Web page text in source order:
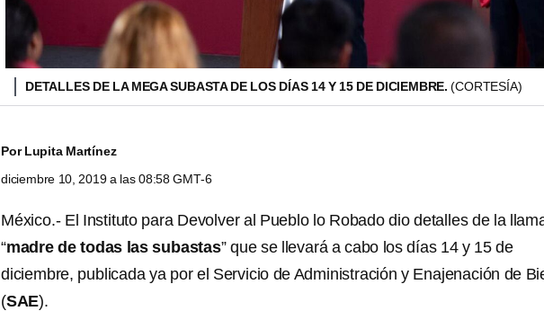
DETALLES DE LA MEGA SUBASTA DE LOS DÍAS 14 Y 15 DE DICIEMBRE.(CORTESÍA)
PorLupita Martínez
diciembre 10, 2019 a las 08:58 GMT-6
México.- El Instituto para Devolver al Pueblo lo Robado dio detalles de la
“madre de todas las subastas” que se llevará a cabo los días 14 y 15 de
diciembre, publicada ya por el Servicio de Administración y Enajenación de
(SAE).